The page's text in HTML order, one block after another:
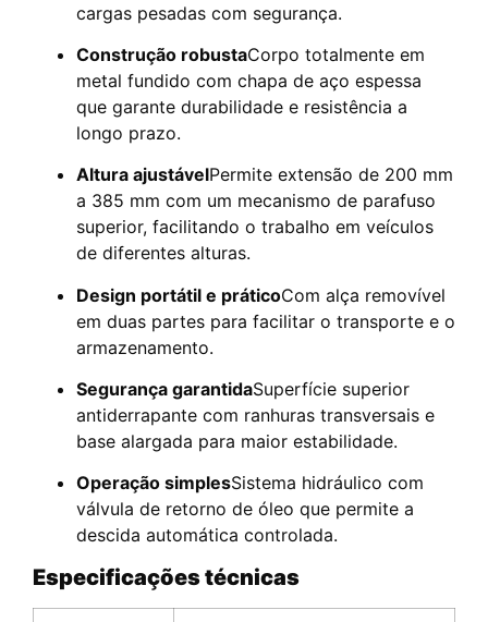
cargas pesadas com segurança.
Construção robustaCorpo totalmente em
metal fundido com chapa de aço espessa
que garante durabilidade e resistência a
longo prazo.
Altura ajustávelPermite extensão de 200 mm
a 385 mm com um mecanismo de parafuso
superior, facilitando o trabalho em veículos
de diferentes alturas.
Design portátil e práticoCom alça removível
em duas partes para facilitar o transporte e o
armazenamento.
Segurança garantidaSuperfície superior
antiderrapante com ranhuras transversais e
base alargada para maior estabilidade.
Operação simplesSistema hidráulico com
válvula de retorno de óleo que permite a
descida automática controlada.
Especificações técnicas